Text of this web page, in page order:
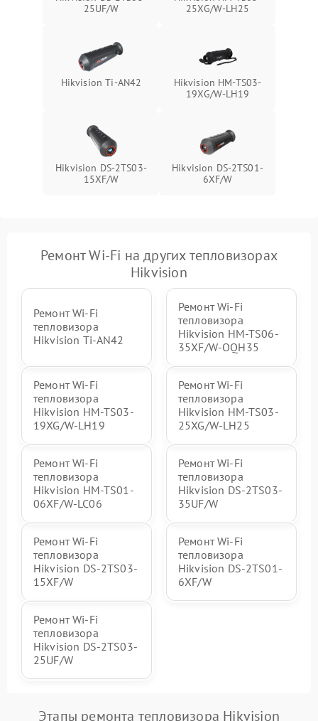
25UF/W
25XG/W-LH25
Hikvision Ti-AN42
Hikvision HM-TS03-
19XG/W-LH19
Hikvision DS-2TS03-
15XF/W
Hikvision DS-2TS01-
6XF/W
Ремонт Wi-Fi на других тепловизорах
Hikvision
Ремонт Wi-Fi
тепловизора
Hikvision Ti-AN42
Ремонт Wi-Fi
тепловизора
Hikvision HM-TS06-
35XF/W-OQH35
Ремонт Wi-Fi
тепловизора
Hikvision HM-TS03-
19XG/W-LH19
Ремонт Wi-Fi
тепловизора
Hikvision HM-TS03-
25XG/W-LH25
Ремонт Wi-Fi
тепловизора
Hikvision HM-TS01-
06XF/W-LC06
Ремонт Wi-Fi
тепловизора
Hikvision DS-2TS03-
35UF/W
Ремонт Wi-Fi
тепловизора
Hikvision DS-2TS03-
15XF/W
Ремонт Wi-Fi
тепловизора
Hikvision DS-2TS01-
6XF/W
Ремонт Wi-Fi
тепловизора
Hikvision DS-2TS03-
25UF/W
Этапы ремонта тепловизора Hikvision